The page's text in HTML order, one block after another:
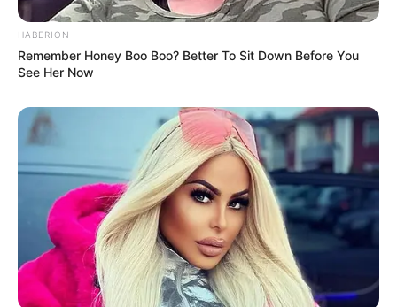
HABERION
Remember Honey Boo Boo? Better To Sit Down Before You
See Her Now